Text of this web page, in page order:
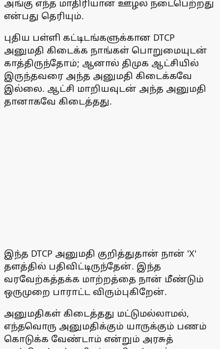
அங்கு எந்த மாதிரியான ஊழல் நடைபெற்றது
என்பது தெரியும்.
புதிய பள்ளி கட்டிடங்களுக்கான DTCP
அனுமதி கிடைக்க நாங்கள் பொறுமையுடன்
காத்திருந்தோம்; ஆனால் திமுக ஆட்சியில்
இருந்தவரை அந்த அனுமதி கிடைக்கவே
இல்லை. ஆட்சி மாறியவுடன் அந்த அனுமதி
தானாகவே கிடைத்தது.
இந்த DTCP அனுமதி குறித்துதான் நான் 'X'
தளத்தில் பதிவிட்டிருந்தேன். இந்த
வரவேற்கத்தக்க மாற்றத்தை நான் மீண்டும்
ஒருமுறை பாராட்ட விரும்புகிறேன்.
அனுமதிகள் கிடைத்தது மட்டுமல்லாமல்,
எந்தவொரு அனுமதிக்கும் யாருக்கும் பணம்
கொடுக்க வேண்டாம் என்றும் அரசுத்